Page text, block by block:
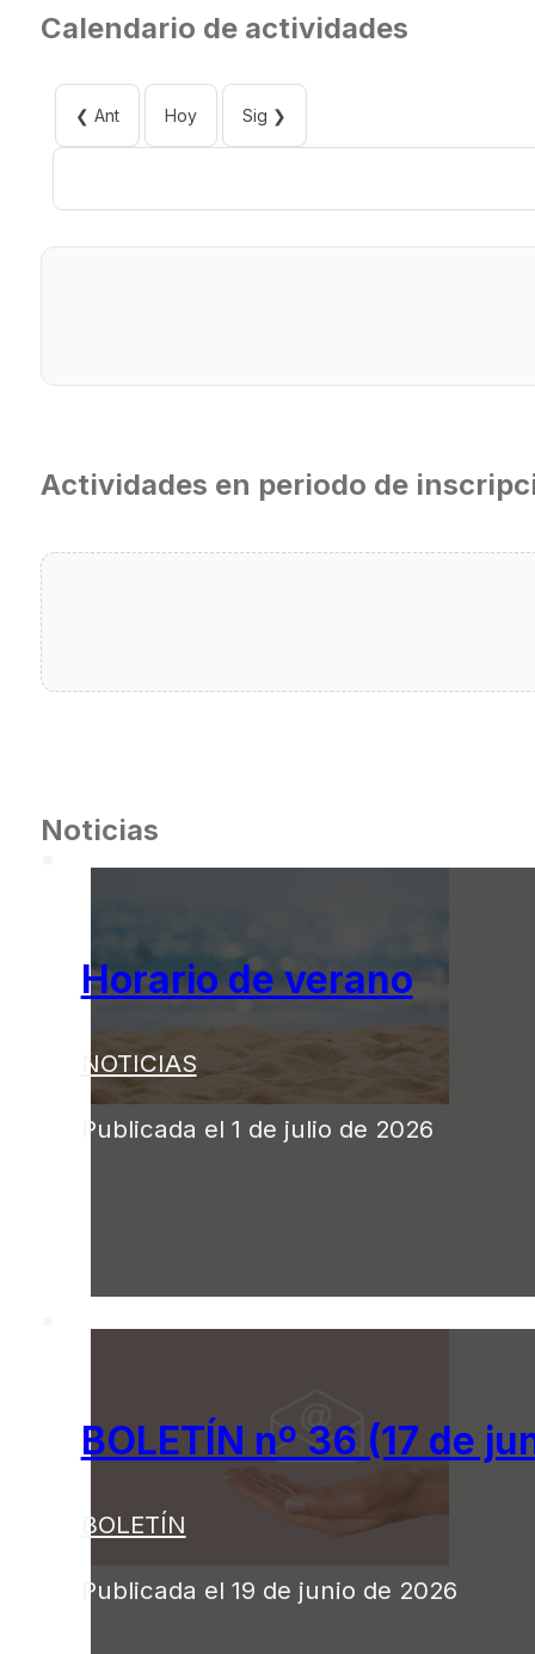
Calendario de actividades
❮ Ant Hoy Sig ❯
Actividades en periodo de
Noticias
Horario de verano
NOTICIAS
Publicada el 1 de julio de 2026
BOLETÍN nº 36 (17 de
BOLETÍN
Publicada el 19 de junio de 2026